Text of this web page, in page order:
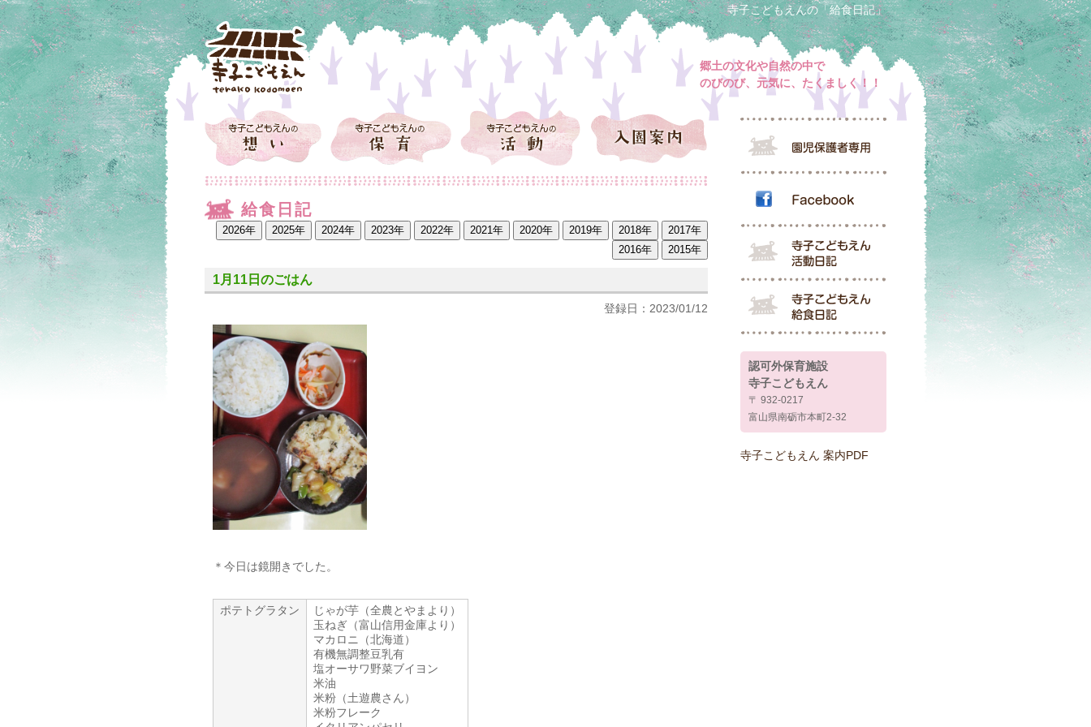
寺子こどもえんの「給食日記」
郷土の文化や自然の中で
のびのび、元気に、たくましく！！
給食日記
1月11日のごはん
登録日：2023/01/12
＊今日は鏡開きでした。
ポテトグラタン
じゃが芋（全農とやまより）
玉ねぎ（富山信用金庫より）
マカロニ（北海道）
有機無調整豆乳有
塩オーサワ野菜ブイヨン
米油
米粉（土遊農さん）
米粉フレーク
認可外保育施設
寺子こどもえん
〒 932-0217
富山県南砺市本町2-32
寺子こどもえん 案内PDF